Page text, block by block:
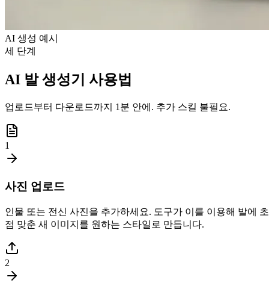
AI 생성 예시
세 단계
AI 발 생성기 사용법
업로드부터 다운로드까지 1분 안에. 추가 스킬 불필요.
1
사진 업로드
인물 또는 전신 사진을 추가하세요. 도구가 이를 이용해 발에 초
점 맞춘 새 이미지를 원하는 스타일로 만듭니다.
2